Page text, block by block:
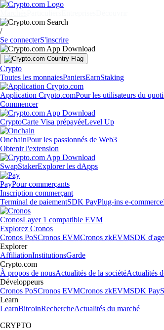
/
Se connecterS'inscrire
Crypto
Toutes les monnaiesPaniersEarnStaking
Application Crypto.comPour les utilisateurs du
Commencer
CryptoCarte Visa prépayéeLevel Up
OnchainPour les passionnés de Web3
Obtenir l'extension
SwapStakerExplorer les dApps
PayPour commerçants
Inscription commerçant
Terminal de paiementSDK PayPlug-ins e-commerce
CronosLayer 1 compatible EVM
Explorez Cronos
Cronos PoSCronos EVMCronos zkEVMSDK
Explorer
AffiliationInstitutionsGarde
Crypto.com
À propos de nousActualités de la sociétéActualités
Développeurs
Cronos PoSCronos EVMCronos zkEVMSDK Pay
Learn
LearnBitcoinRechercheActualités du marché
CRYPTO